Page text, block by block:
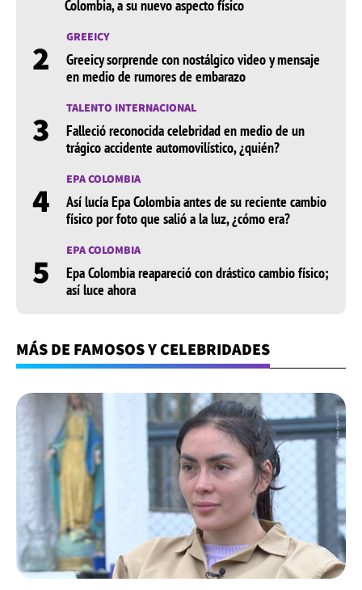
Colombia, a su nuevo aspecto físico
2 GREEICY
Greeicy sorprende con nostálgico video y mensaje
en medio de rumores de embarazo
3 TALENTO INTERNACIONAL
Falleció reconocida celebridad en medio de un
trágico accidente automovilístico, ¿quién?
4 EPA COLOMBIA
Así lucía Epa Colombia antes de su reciente cambio
físico por foto que salió a la luz, ¿cómo era?
5 EPA COLOMBIA
Epa Colombia reapareció con drástico cambio físico;
así luce ahora
MÁS DE FAMOSOS Y CELEBRIDADES